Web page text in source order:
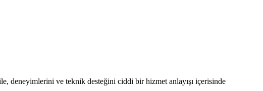
deneyimlerini ve teknik desteğini ciddi bir hizmet anlayışı içerisinde